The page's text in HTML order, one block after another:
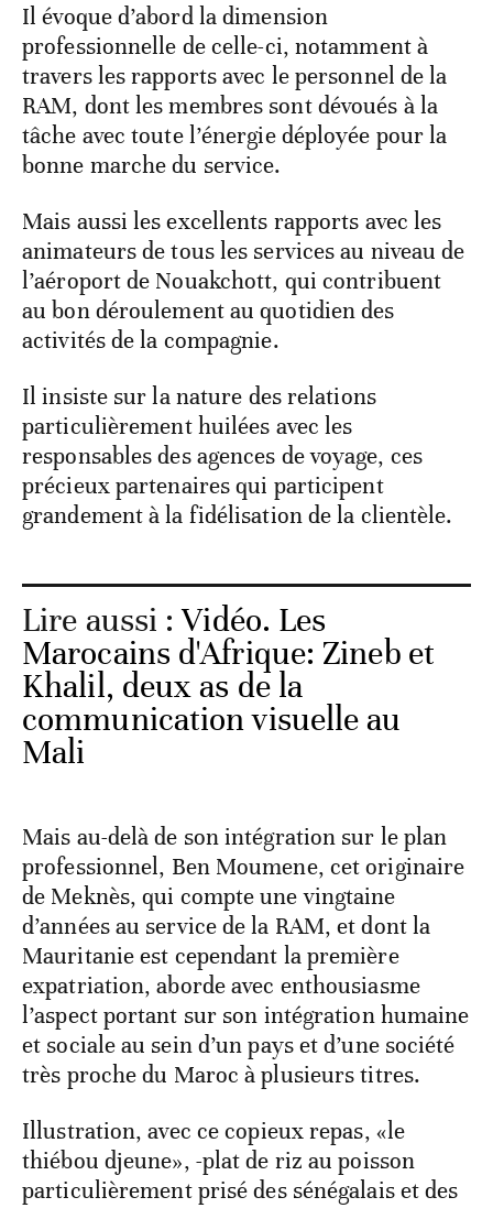
Il évoque d’abord la dimension
professionnelle de celle-ci, notamment à
travers les rapports avec le personnel de la
RAM, dont les membres sont dévoués à la
tâche avec toute l’énergie déployée pour la
bonne marche du service.
Mais aussi les excellents rapports avec les
animateurs de tous les services au niveau de
l’aéroport de Nouakchott, qui contribuent
au bon déroulement au quotidien des
activités de la compagnie.
Il insiste sur la nature des relations
particulièrement huilées avec les
responsables des agences de voyage, ces
précieux partenaires qui participent
grandement à la fidélisation de la clientèle.
Lire aussi :Vidéo. Les
Marocains d'Afrique: Zineb et
Khalil, deux as de la
communication visuelle au
Mali
Mais au-delà de son intégration sur le plan
professionnel, Ben Moumene, cet originaire
de Meknès, qui compte une vingtaine
d’années au service de la RAM, et dont la
Mauritanie est cependant la première
expatriation, aborde avec enthousiasme
l’aspect portant sur son intégration humaine
et sociale au sein d’un pays et d’une société
très proche du Maroc à plusieurs titres.
Illustration, avec ce copieux repas, «le
thiébou djeune», -plat de riz au poisson
particulièrement prisé des sénégalais et des